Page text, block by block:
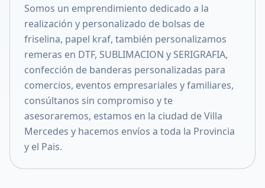
Compartir en X
Somos un emprendimiento dedicado a la
realización y personalizado de bolsas de
friselina, papel kraf, también personalizamos
remeras en DTF, SUBLIMACION y SERIGRAFIA,
confección de banderas personalizadas para
comercios, eventos empresariales y familiares,
consúltanos sin compromiso y te
asesoraremos, estamos en la ciudad de Villa
Mercedes y hacemos envíos a toda la Provincia
y el Pais.